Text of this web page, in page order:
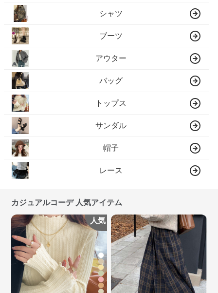
シャツ
ブーツ
アウター
バッグ
トップス
サンダル
帽子
レース
カジュアルコーデ 人気アイテム
人気